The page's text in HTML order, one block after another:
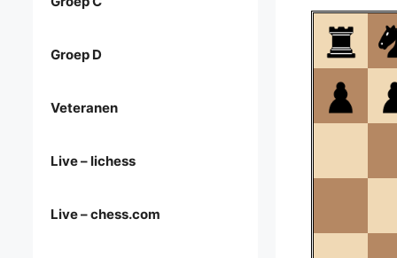
Groep D
Veteranen
Live – lichess
Live – chess.com